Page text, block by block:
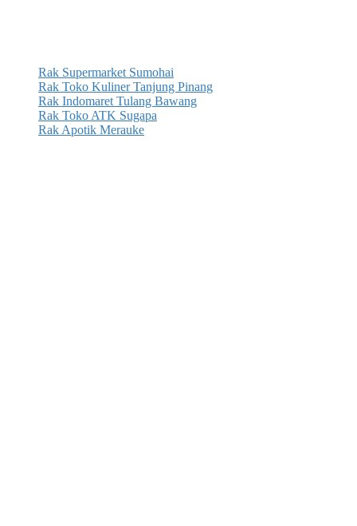
Rak Supermarket Sumohai
Rak Toko Kuliner Tanjung Pinang
Rak Indomaret Tulang Bawang
Rak Toko ATK Sugapa
Rak Apotik Merauke